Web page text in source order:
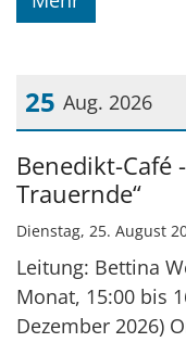
25 Aug. 2026
Datum: 25. August
Benedikt-Café
Trauernde“
Dienstag, 25. August
Leitung: Bettina
Monat, 15:00 bis
Dezember 2026)